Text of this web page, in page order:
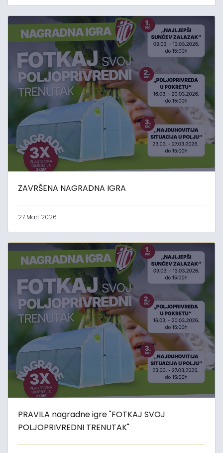
ZAVRŠENA NAGRADNA IGRA
27 Mart 2026
PRAVILA nagradne igre "FOTKAJ SVOJ
POLJOPRIVREDNI TRENUTAK"